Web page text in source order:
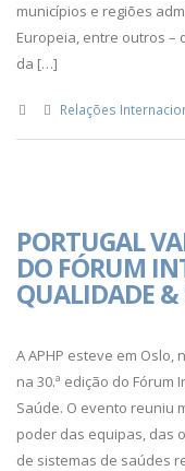
municípios e regiões
Europeia, entre outros –
da […]
Relações
PORTUGAL
DO FÓRUM
QUALIDADE &
A APHP esteve em Oslo,
na 30.ª edição do
Saúde. O evento reuniu
poder das equipas, das
de sistemas de saúdes